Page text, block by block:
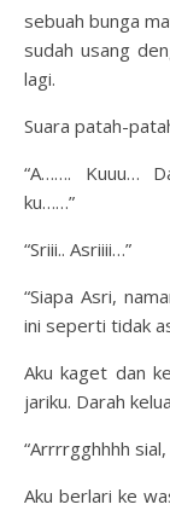
sebuah bunga
sudah usang
lagi.
Suara patah-
“A……. Kuuu…
ku……”
“Sriii.. Asriiii…”
“Siapa Asri,
ini seperti tidak
Aku kaget dan
jariku. Darah
“Arrrrgghhhh
Aku berlari ke